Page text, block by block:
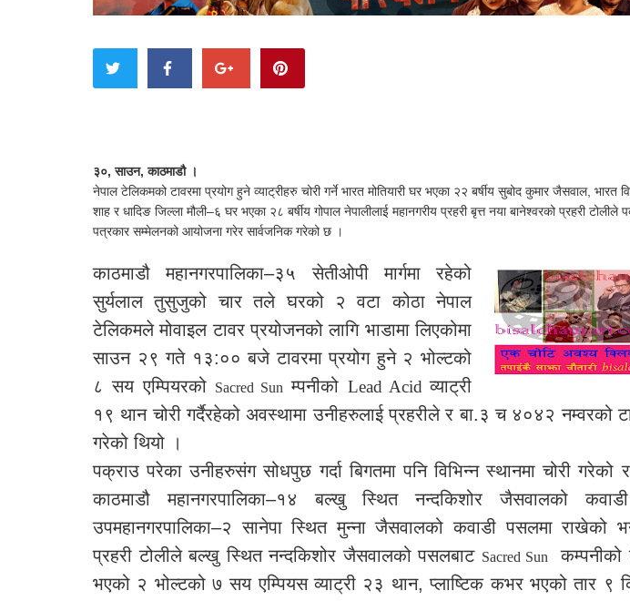
३०, साउन, काठमाडौ ।
नेपाल टेलिकमको टावरमा प्रयोग हुने व्याट्रीहरु चोरी गर्ने भारत मोतियारी घर भएका २२ बर्षीय सुबोद कुमार जैसवाल, भारत
शाह र धादिङ जिल्ला मौली–६ घर भएका २८ बर्षीय गोपाल नेपालीलाई महानगरीय प्रहरी बृत्त नया बानेश्वरको प्रहरी
पत्रकार सम्मेलनको आयोजना गरेर सार्वजनिक गरेको छ ।
काठमाडौ महानगरपालिका–३५ सेतीओपी मार्गमा रहेको
सुर्यलाल तुसुजुको चार तले घरको २ वटा कोठा नेपाल
टेलिकमले मोवाइल टावर प्रयोजनको लागि भाडामा लिएकोमा
साउन २९ गते १३:०० बजे टावरमा प्रयोग हुने २ भोल्टको
८ सय एम्पियरको Sacred Sun म्पनीको Lead Acidव्याट्री
१९ थान चोरी गर्दैरहेको अवस्थामा उनीहरुलाई प्रहरीले र बा.३ च ४०४२ नम्वरको
गरेको थियो ।
पक्राउ परेका उनीहरुसंग सोधपुछ गर्दा बिगतमा पनि विभिन्न स्थानमा चोरी गरेको
काठमाडौ महानगरपालिका–१४ बल्खु स्थित नन्दकिशोर जैसवालको
उपमहानगरपालिका–२ सानेपा स्थित मुन्ना जैसवालको कवाडी पसलमा राखेको
प्रहरी टोलीले बल्खु स्थित नन्दकिशोर जैसवालको पसलबाट Sacred Sun
कम्पनीको
भएको २ भोल्टको ७ सय एम्पियस व्याट्री २३ थान, प्लाष्टिक कभर भएको तार ९